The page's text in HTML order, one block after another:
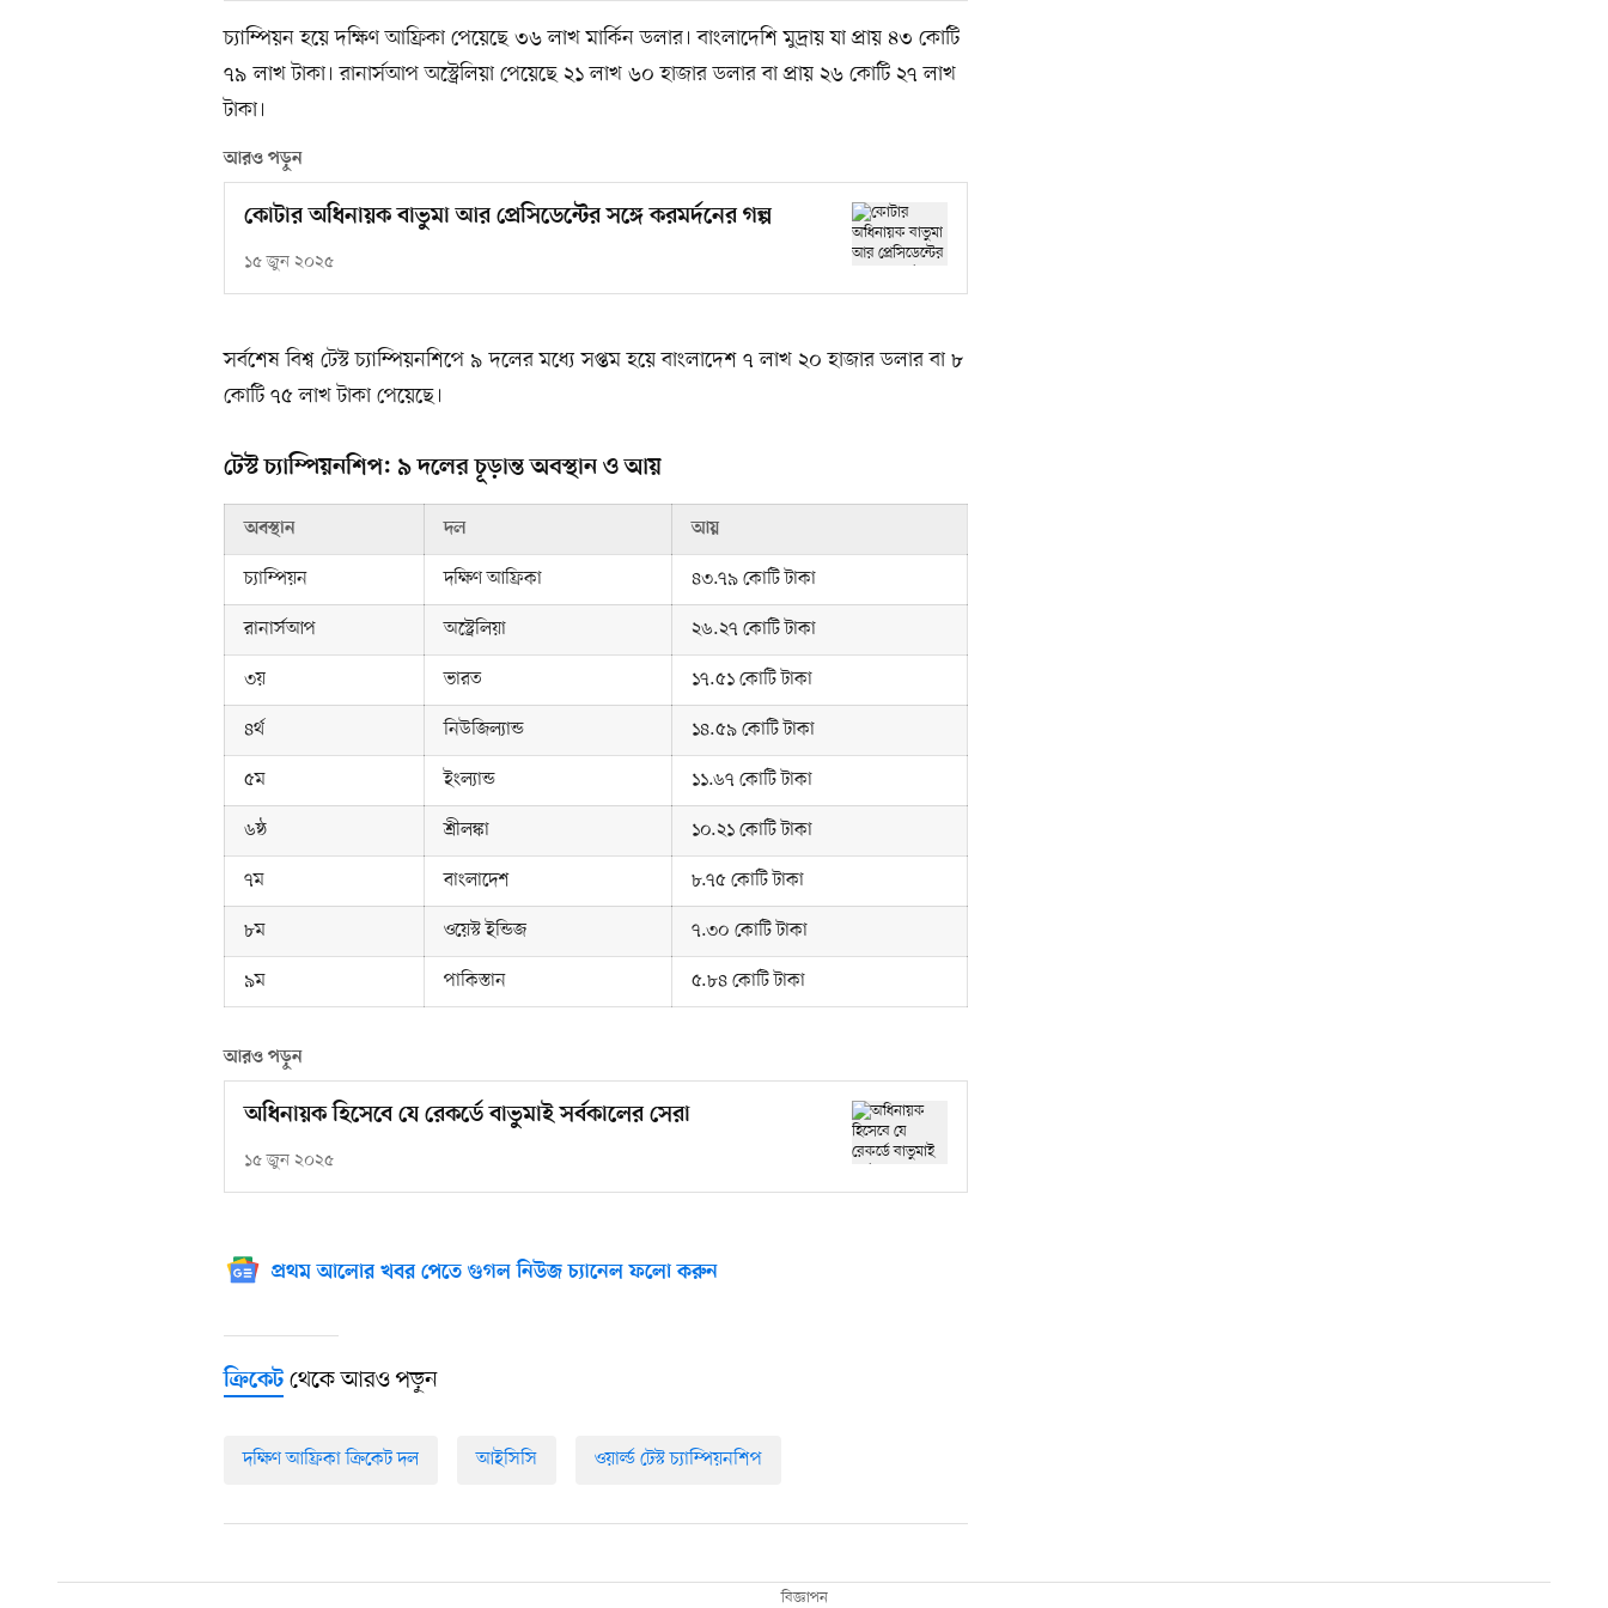
চ্যাম্পিয়ন হয়ে দক্ষিণ আফ্রিকা পেয়েছে ৩৬ লাখ মার্কিন ডলার। বাংলাদেশি মুদ্রায় যা প্রায় ৪৩ কোটি
৭৯ লাখ টাকা। রানার্সআপ অস্ট্রেলিয়া পেয়েছে ২১ লাখ ৬০ হাজার ডলার বা প্রায় ২৬ কোটি ২৭ লাখ
টাকা।
আরও পড়ুন
কোটার অধিনায়ক বাভুমা আর প্রেসিডেন্টের সঙ্গে করমর্দনের গল্প
১৫ জুন ২০২৫
সর্বশেষ বিশ্ব টেস্ট চ্যাম্পিয়নশিপে ৯ দলের মধ্যে সপ্তম হয়ে বাংলাদেশ ৭ লাখ ২০ হাজার ডলার বা ৮
কোটি ৭৫ লাখ টাকা পেয়েছে।
টেস্ট চ্যাম্পিয়নশিপ: ৯ দলের চূড়ান্ত অবস্থান ও আয়
অবস্থান দল আয়
চ্যাম্পিয়ন দক্ষিণ আফ্রিকা
৪৩.৭৯ কোটি টাকা
রানার্সআপ
অস্ট্রেলিয়া
২৬.২৭ কোটি টাকা
৩য়
ভারত
১৭.৫১ কোটি টাকা
৪র্থ
নিউজিল্যান্ড
১৪.৫৯ কোটি টাকা
৫ম
ইংল্যান্ড
১১.৬৭ কোটি টাকা
৬ষ্ঠ
শ্রীলঙ্কা
১০.২১ কোটি টাকা
৭ম
বাংলাদেশ
৮.৭৫ কোটি টাকা
৮ম
ওয়েস্ট ইন্ডিজ
৭.৩০ কোটি টাকা
৯ম
পাকিস্তান ৫.৮৪ কোটি টাকা
আরও পড়ুন
অধিনায়ক হিসেবে যে রেকর্ডে বাভুমাই সর্বকালের সেরা
১৫ জুন ২০২৫
প্রথম আলোর খবর পেতে গুগল নিউজ চ্যানেল ফলো করুন
ক্রিকেটথেকে আরও পড়ুন
দক্ষিণ আফ্রিকা ক্রিকেট দল আইসিসি ওয়ার্ল্ড টেস্ট চ্যাম্পিয়নশিপ